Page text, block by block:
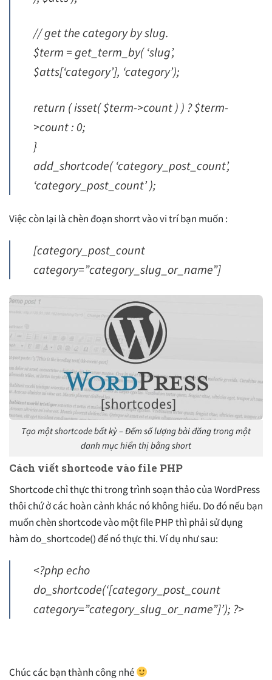
// get the category by slug.
$term = get_term_by( ‘slug’,
$atts[‘category’], ‘category’);
return ( isset( $term->count ) ) ? $term-
>count : 0;
}
add_shortcode( ‘category_post_count’,
‘category_post_count’ );
Việc còn lại là chèn đoạn shorrt vào vi trí bạn muốn :
[category_post_count
category=”category_slug_or_name”]
Tạo một shortcode bất kỳ – Đếm số lượng bài đăng trong một
danh mục hiển thị bằng short
Cách viết shortcode vào file PHP
Shortcode chỉ thực thi trong trình soạn thảo của WordPress
thôi chứ ở các hoàn cảnh khác nó không hiểu. Do đó nếu bạn
muốn chèn shortcode vào một file PHP thì phải sử dụng
hàm do_shortcode() để nó thực thi. Ví dụ như sau:
<?php echo
do_shortcode(‘[category_post_count
category=”category_slug_or_name”]’); ?>
Chúc các bạn thành công nhé